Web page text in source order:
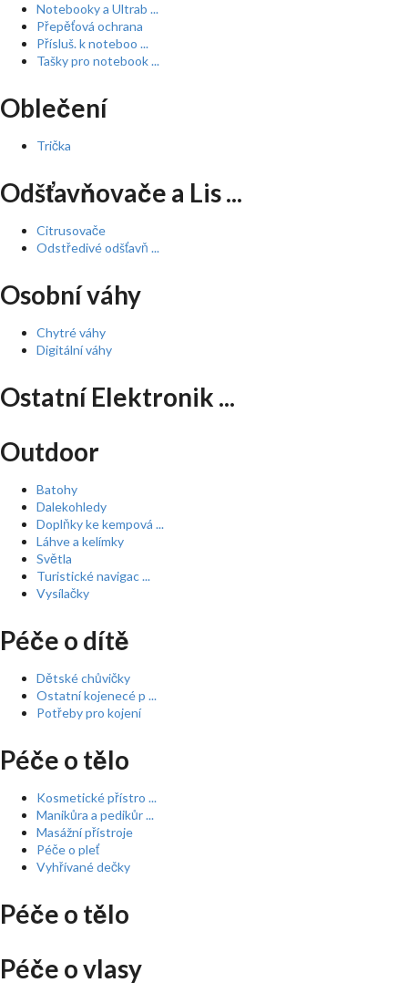
Notebooky a Ultrab ...
Přepěťová ochrana
Přísluš. k noteboo ...
Tašky pro notebook ...
Oblečení
Trička
Odšťavňovače a Lis ...
Citrusovače
Odstředivé odšťavň ...
Osobní váhy
Chytré váhy
Digitální váhy
Ostatní Elektronik ...
Outdoor
Batohy
Dalekohledy
Doplňky ke kempová ...
Láhve a kelímky
Světla
Turistické navigac ...
Vysílačky
Péče o dítě
Dětské chůvičky
Ostatní kojenecé p ...
Potřeby pro kojení
Péče o tělo
Kosmetické přístro ...
Manikůra a pedikůr ...
Masážní přístroje
Péče o pleť
Vyhřívané dečky
Péče o tělo
Péče o vlasy